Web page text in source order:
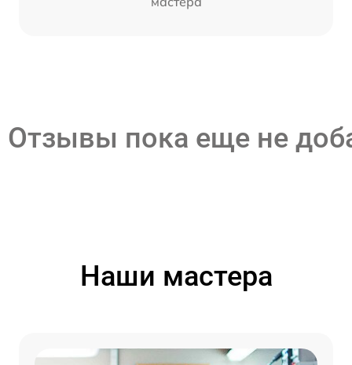
Отзывы пока еще не
Наши мастера